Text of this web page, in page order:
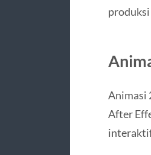
Animasi
After